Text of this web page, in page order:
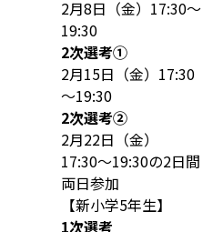
2月8日（金）17:30～
19:30
2次選考①
2月15日（金）17:30
～19:30
2次選考②
2月22日（金）
17:30〜19:30の2日間
両日参加
【新小学5年生】
1次選考